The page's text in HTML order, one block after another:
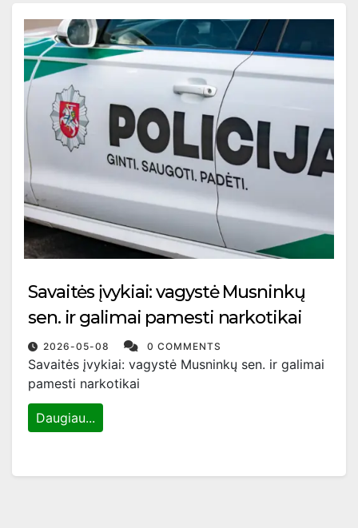
Savaitės įvykiai: vagystė Musninkų
sen. ir galimai pamesti narkotikai
2026-05-08 0 COMMENTS
Savaitės įvykiai: vagystė Musninkų sen. ir galimai
pamesti narkotikai
Daugiau...